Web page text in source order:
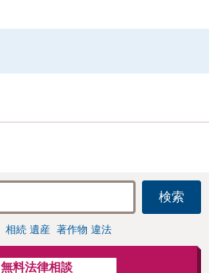
検索
相続 遺産 著作物 違法
無料法律相談